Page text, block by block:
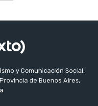
y Comunicación Social,
de Buenos Aires,